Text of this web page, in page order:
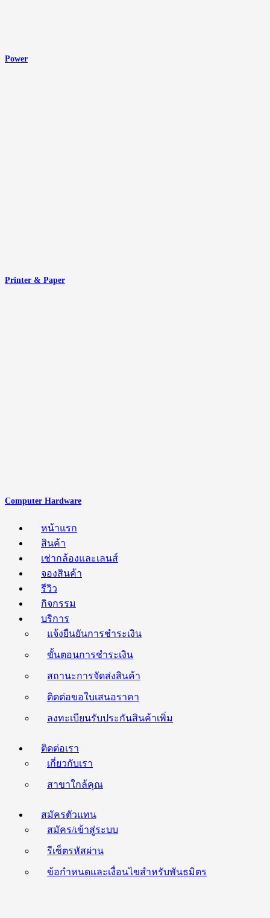
Power
Printer & Paper
Computer Hardware
หน้าแรก
สินค้า
เช่ากล้องและเลนส์
จองสินค้า
รีวิว
กิจกรรม
บริการ
แจ้งยืนยันการชำระเงิน
ขั้นตอนการชำระเงิน
สถานะการจัดส่งสินค้า
ติดต่อขอใบเสนอราคา
ลงทะเบียนรับประกันสินค้าเพิ่ม
ติดต่อเรา
เกี่ยวกับเรา
สาขาใกล้คุณ
สมัครตัวแทน
สมัคร/เข้าสู่ระบบ
รีเซ็ตรหัสผ่าน
ข้อกำหนดและเงื่อนไขสำหรับพันธมิตร